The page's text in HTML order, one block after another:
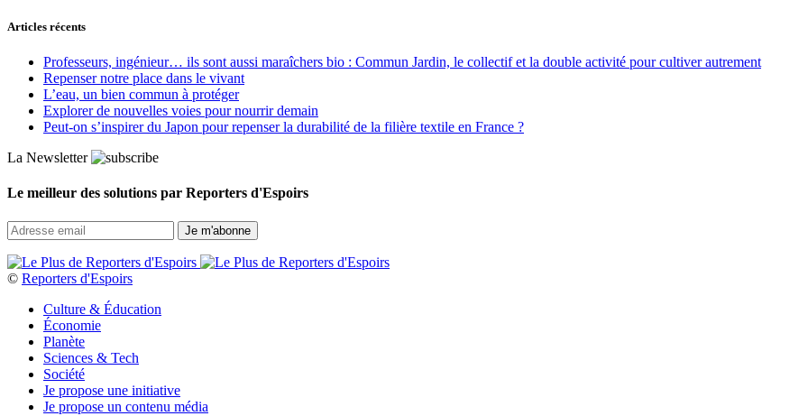
Articles récents
Professeurs, ingénieur… ils sont aussi maraîchers bio : Commun Jardin, le collectif et la double activité pour cultiver autrement
Repenser notre place dans le vivant
L’eau, un bien commun à protéger
Explorer de nouvelles voies pour nourrir demain
Peut‑on s’inspirer du Japon pour repenser la durabilité de la filière textile en France ?
La Newsletter
Le meilleur des solutions par Reporters d'Espoirs
© Reporters d'Espoirs
Culture & Éducation
Économie
Planète
Sciences & Tech
Société
Je propose une initiative
Je propose un contenu média